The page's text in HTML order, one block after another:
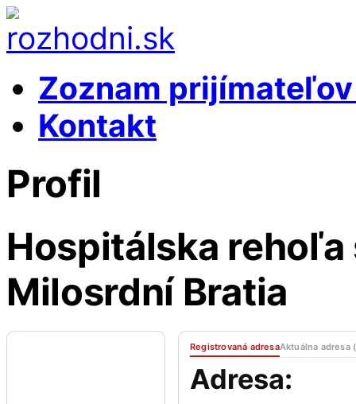
Zoznam prijímateľov
Kontakt
Profil
Hospitálska rehoľa
Milosrdní Bratia
Registrovaná adresaAktuálna adresa
Adresa: